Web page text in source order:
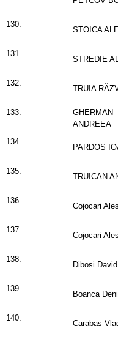
130.
STOICA
131.
STREDIE
132.
TRUIA
133. GHERMAN
ANDREEA
134.
PARDOS
135.
TRUICAN
136.
Cojocari
137.
Cojocari
138.
Dibosi David
139.
Boanca
140.
Carabas